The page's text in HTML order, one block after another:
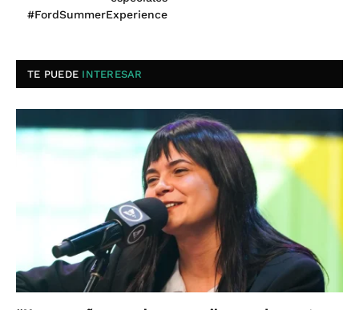
#FordSummerExperience
TE PUEDE INTERESAR